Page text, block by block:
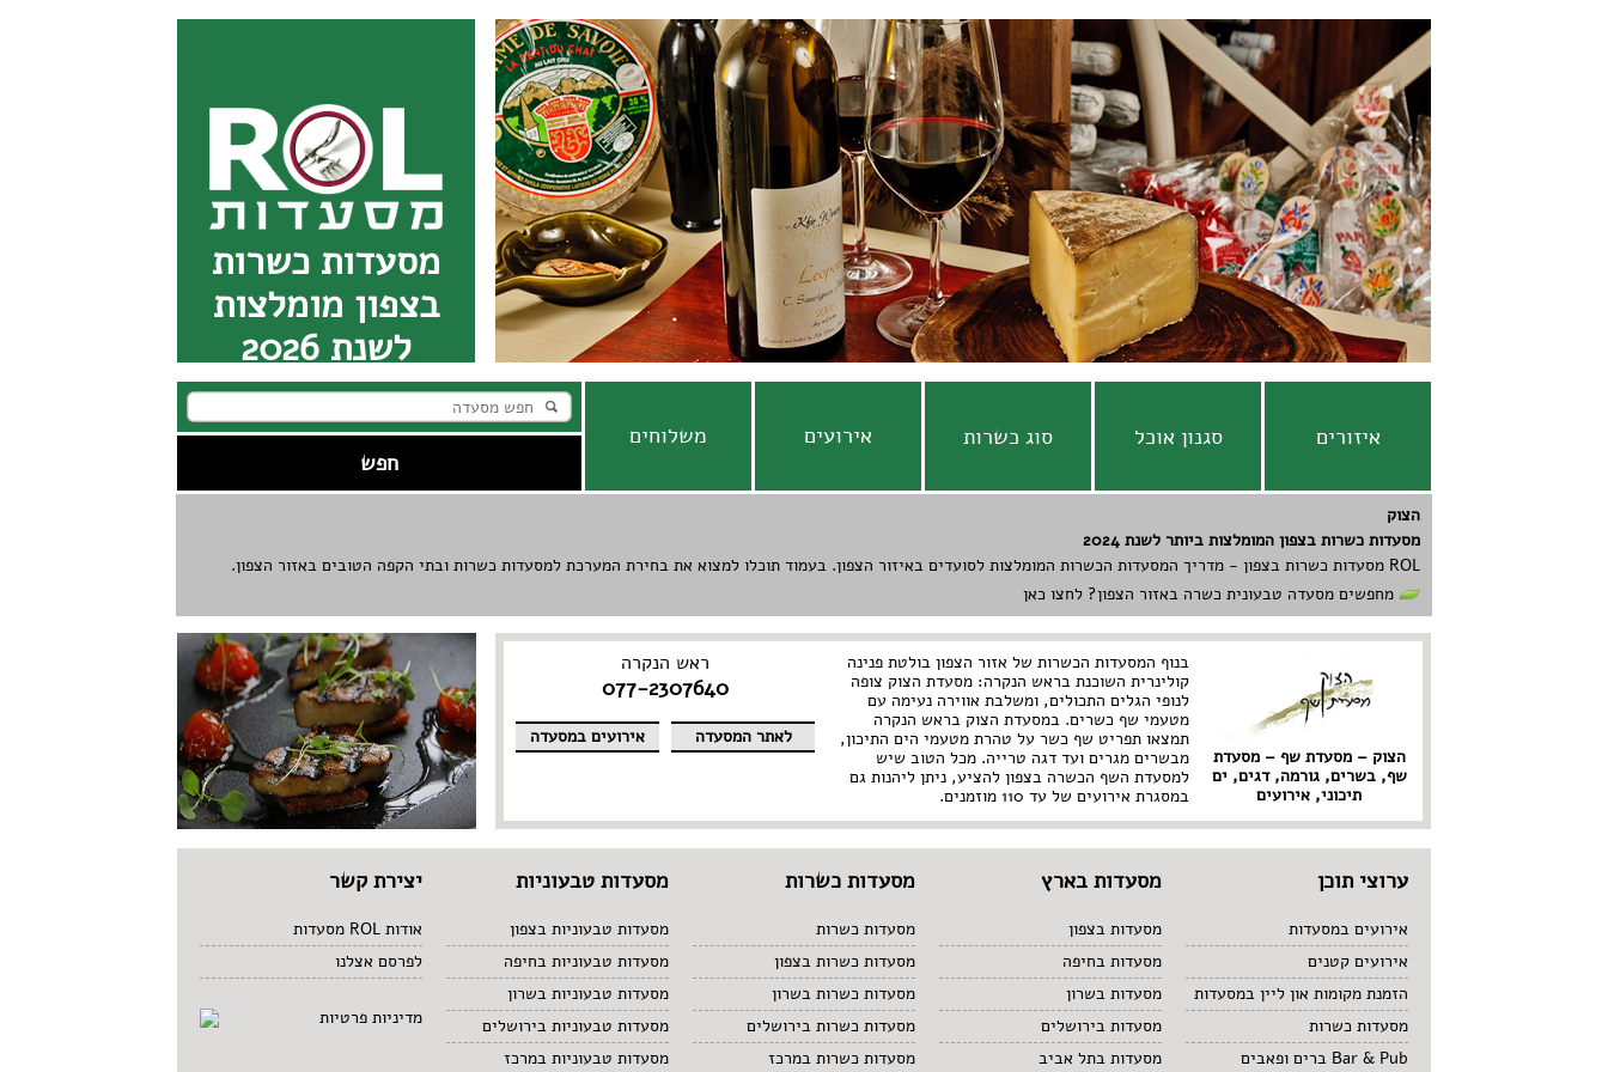
מסעדות כשרות
בצפון מומלצות
לשנת 2026
איזורים סגנון אוכל סוג כשרות אירועים משלוחים
הצוק
מסעדות כשרות בצפון המומלצות ביותר לשנת 2024
ROL מסעדות כשרות בצפון - מדריך המסעדות הכשרות המומלצות לסועדים באיזור הצפון. בעמוד תוכלו למצוא את בחירת המערכת למסעדות כשרות ובתי הקפה הטובים באזור הצפון.
מחפשים מסעדה טבעונית כשרה באזור הצפון? לחצו כאן
הצוק – מסעדת שף – מסעדת
שף, בשרים, גורמה, דגים, ים
תיכוני, אירועים
בנוף המסעדות הכשרות של אזור הצפון בולטת פנינה
קולינרית השוכנת בראש הנקרה: מסעדת הצוק צופה
לנופי הגלים התכולים, ומשלבת אווירה נעימה עם
מטעמי שף כשרים. במסעדת הצוק בראש הנקרה
תמצאו תפריט שף כשר על טהרת מטעמי הים התיכון,
מבשרים מגרים ועד דגה טרייה. מכל הטוב שיש
למסעדת השף הכשרה בצפון להציע, ניתן ליהנות גם
במסגרת אירועים של עד 110 מוזמנים.
ראש הנקרה
077-2307640
לאתר המסעדה אירועים במסעדה
ערוצי תוכן
אירועים במסעדות
אירועים קטנים
הזמנת מקומות און ליין במסעדות
מסעדות כשרות
Bar & Pub ברים ופאבים
מסעדות בארץ
מסעדות בצפון
מסעדות בחיפה
מסעדות בשרון
מסעדות בירושלים
מסעדות בתל אביב
מסעדות כשרות
מסעדות כשרות
מסעדות כשרות בצפון
מסעדות כשרות בשרון
מסעדות כשרות בירושלים
מסעדות כשרות במרכז
מסעדות טבעוניות
מסעדות טבעוניות בצפון
מסעדות טבעוניות בחיפה
מסעדות טבעוניות בשרון
מסעדות טבעוניות בירושלים
מסעדות טבעוניות במרכז
יצירת קשר
אודות ROL מסעדות
לפרסם אצלנו
מדיניות פרטיות